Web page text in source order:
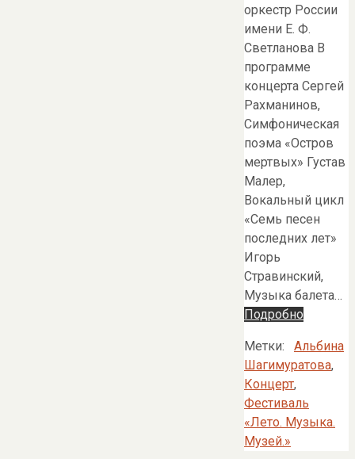
оркестр России
имени Е. Ф.
Светланова В
программе
концерта Сергей
Рахманинов,
Симфоническая
поэма «Остров
мертвых» Густав
Малер,
Вокальный цикл
«Семь песен
последних лет»
Игорь
Стравинский,
Музыка балета…
Подробно
Метки:
Альбина
Шагимуратова,
Концерт,
Фестиваль
«Лето. Музыка.
Музей.»